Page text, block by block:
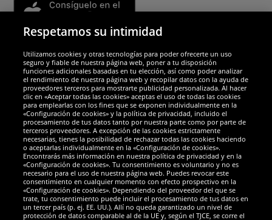
Socios y seguridad
Galardones
Respetamos su intimidad
Utilizamos cookies y otras tecnologías para poder ofrecerte un uso
seguro y fiable de nuestra página web, poner a tu disposición
funciones adicionales basadas en tu elección, así como poder analizar
el rendimiento de nuestra página web y recopilar datos con la ayuda de
proveedores terceros para mostrarte publicidad personalizada. Al hacer
clic en «Aceptar todas las cookies» aceptas el uso de todas las cookies
para emplearlas con los fines que se exponen individualmente en la
«Configuración de cookies» y la política de privacidad, incluido el
procesamiento de tus datos tanto por nuestra parte como por parte de
terceros proveedores. A excepción de las cookies estrictamente
necesarias, tienes la posibilidad de rechazar todas las cookies haciendo
o aceptarlas individualmente en la «Configuración de cookies».
Encontrarás más información en nuestra política de privacidad y en la
«Configuración de cookies». Tu consentimiento es voluntario y no es
necesario para el uso de nuestra página web. Puedes revocar este
consentimiento en cualquier momento con efecto prospectivo en la
«Configuración de cookies». Dependiendo del proveedor del que se
trate, tu consentimiento puede incluir el procesamiento de tus datos en
un tercer país (p. ej. EE. UU.). Allí no queda garantizado un nivel de
protección de datos comparable al de la UE y, según el TJCE, se corre el